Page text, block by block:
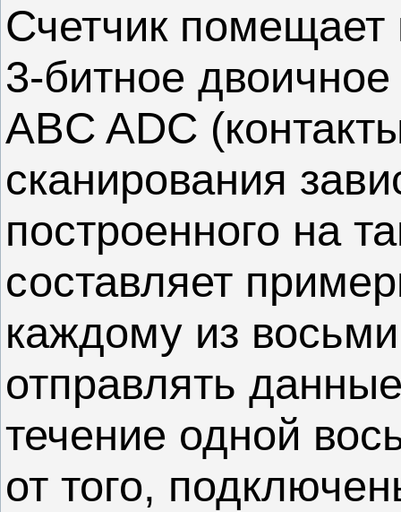
Счетчик
3-битное
ABC ADC
сканирования
построенного на
составляет
каждому из
отправлять
течение одной
от того,